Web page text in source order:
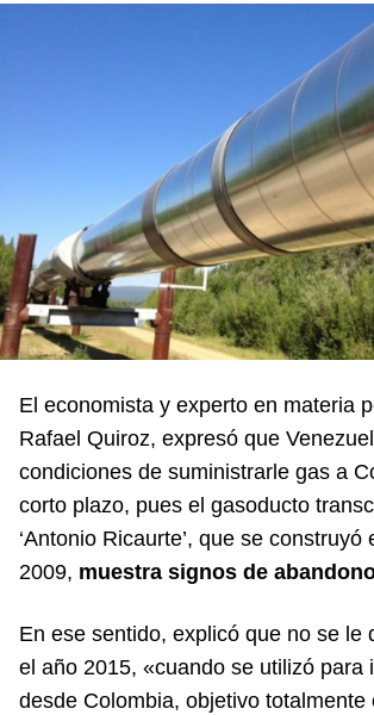
El economista y experto en materia
Rafael Quiroz, expresó que
condiciones de suministrarle gas a
corto plazo, pues el gasoducto
‘Antonio Ricaurte’, que se construyó
2009, muestra signos de
En ese sentido, explicó que no se le
el año 2015, «cuando se utilizó para
desde Colombia, objetivo totalmente